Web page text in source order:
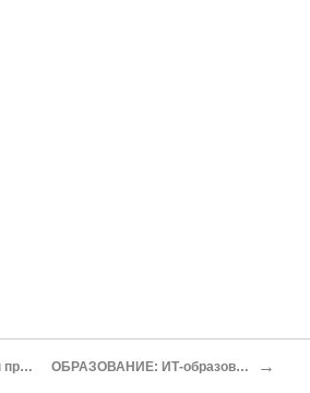
СОБЫТИЯ: Еще один природный ресурс России ОБРАЗОВАНИЕ: ИТ-образование: академический угол →